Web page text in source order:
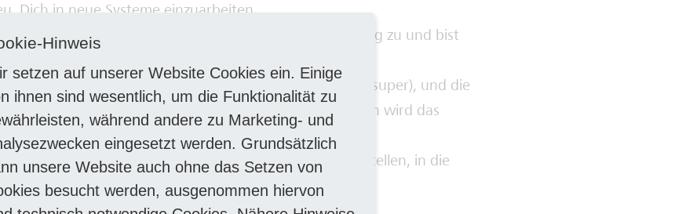
Dich in neue Systeme einzuarbeiten.
körperlich geeignet, traust Dir Arbeiten unter Spannung zu und bist
– top!
der Klasse B ist bei Dir vorhanden (BE wäre super), und die
ist für Dich kein Problem – natürlich wird das
im Bonner Einzugsgebiet oder kannst Dir gut vorstellen, in die
– wir freuen uns auf Dich!
Hinweis
setzen auf unserer Website Cookies ein. Einige
ihnen sind wesentlich, um die Funktionalität zu
während andere zu Marketing- und
eingesetzt werden. Grundsätzlich
unsere Website auch ohne das Setzen von
besucht werden, ausgenommen hiervon